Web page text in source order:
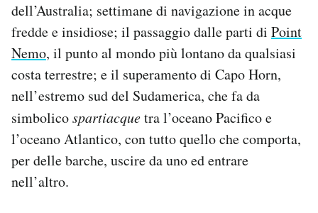
dell’Australia; settimane di navigazione in acque
fredde e insidiose; il passaggio dalle parti di Point
Nemo, il punto al mondo più lontano da qualsiasi
costa terrestre; e il superamento di Capo Horn,
nell’estremo sud del Sudamerica, che fa da
simbolicospartiacquetra l’oceano Pacifico e
l’oceano Atlantico, con tutto quello che comporta,
per delle barche, uscire da uno ed entrare
nell’altro.